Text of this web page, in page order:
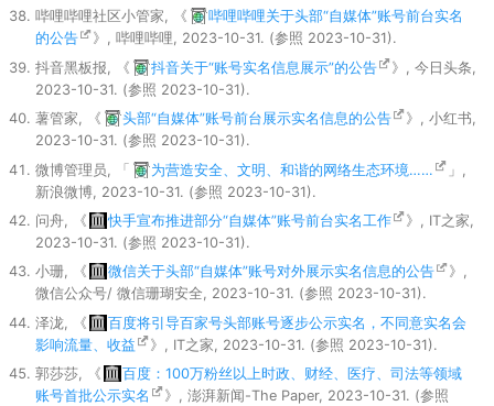
哔哩哔哩社区小管家, 《
哔哩哔哩关于头部“自媒体”账号前台实名
的公告
》, 哔哩哔哩, 2023-10-31. (参照 2023-10-31).
抖音黑板报, 《
抖音关于“账号实名信息展示”的公告
》, 今日头条,
2023-10-31. (参照 2023-10-31).
薯管家, 《
头部“自媒体”账号前台展示实名信息的公告
》, 小红书,
2023-10-31. (参照 2023-10-31).
微博管理员, 「
为营造安全、文明、和谐的网络生态环境……
」,
新浪微博, 2023-10-31. (参照 2023-10-31).
问舟, 《
快手宣布推进部分“自媒体”账号前台实名工作
》, IT之家,
2023-10-31. (参照 2023-10-31).
小珊, 《
微信关于头部“自媒体”账号对外展示实名信息的公告
》,
微信公众号/ 微信珊瑚安全, 2023-10-31. (参照 2023-10-31).
泽泷, 《
百度将引导百家号头部账号逐步公示实名，不同意实名会
影响流量、收益
》, IT之家, 2023-10-31. (参照 2023-10-31).
郭莎莎, 《
百度：100万粉丝以上时政、财经、医疗、司法等领域
账号首批公示实名
》, 澎湃新闻-The Paper, 2023-10-31. (参照